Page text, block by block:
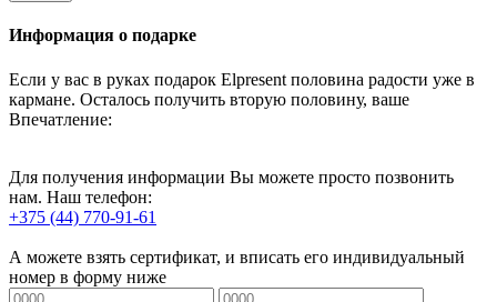
Информация о подарке
Если у вас в руках подарок Elpresent половина радости уже в
кармане. Осталось получить вторую половину, ваше
Впечатление:
Для получения информации Вы можете просто позвонить
нам. Наш телефон:
+375 (44) 770-91-61
А можете взять сертификат, и вписать его индивидуальный
номер в форму ниже